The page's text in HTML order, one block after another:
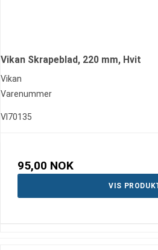
Vikan Skrapeblad, 220 mm, Hvit
Vikan
Varenummer
VI70135
95,00 NOK
VIS